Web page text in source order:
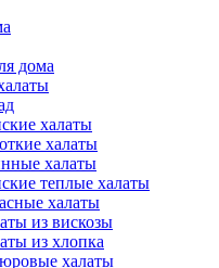
дома
халаты
халаты
халаты
теплые халаты
халаты
из вискозы
из хлопка
халаты